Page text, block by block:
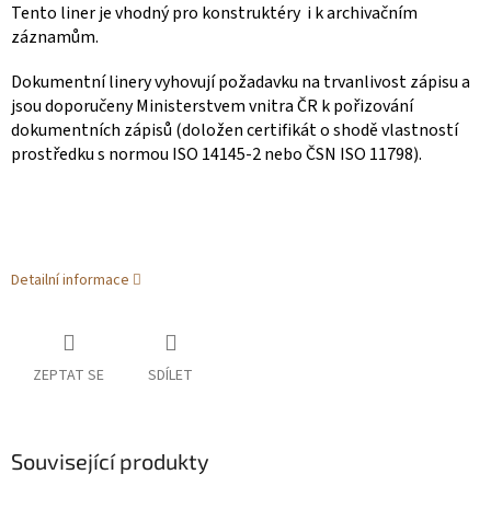
Tento liner je vhodný pro konstruktéry i k archivačním
záznamům.
Dokumentní linery vyhovují požadavku na trvanlivost zápisu a
jsou doporučeny Ministerstvem vnitra ČR k pořizování
dokumentních zápisů (doložen certifikát o shodě vlastností
prostředku s normou ISO 14145-2 nebo ČSN ISO 11798).
Detailní informace
ZEPTAT SE SDÍLET
Související produkty